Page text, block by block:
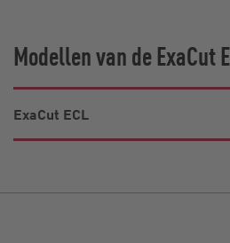
Modellen van de ExaCut
ExaCut ECL